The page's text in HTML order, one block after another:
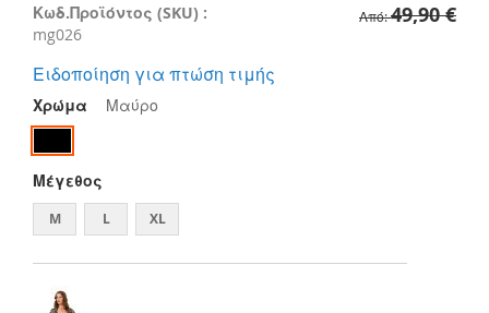
Κωδ.Προϊόντος (SKU) :
mg026
Από 49,90 €
Ειδοποίηση για πτώση τιμής
Χρώμα Μαύρο
Μέγεθος
M L XL